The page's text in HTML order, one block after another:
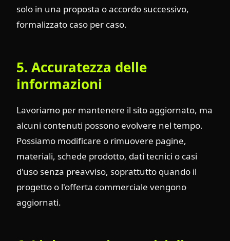
solo in una proposta o accordo successivo,
formalizzato caso per caso.
5. Accuratezza delle
informazioni
Lavoriamo per mantenere il sito aggiornato, ma
alcuni contenuti possono evolvere nel tempo.
Possiamo modificare o rimuovere pagine,
materiali, schede prodotto, dati tecnici o casi
d'uso senza preavviso, soprattutto quando il
progetto o l'offerta commerciale vengono
aggiornati.